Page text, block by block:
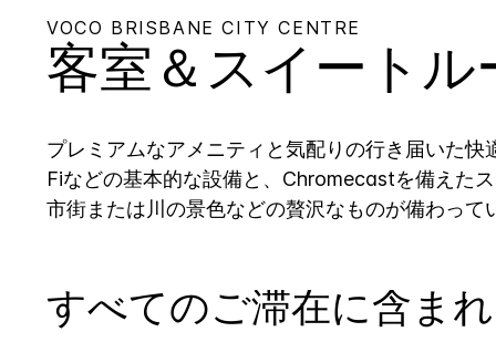
VOCO BRISBANE CITY CENTRE
客室＆スイートル
プレミアムなアメニティと気配りの行き届いた
Fiなどの基本的な設備と、Chromecastを備えた
市街または川の景色などの贅沢なものが備わって
すべてのご滞在に含ま